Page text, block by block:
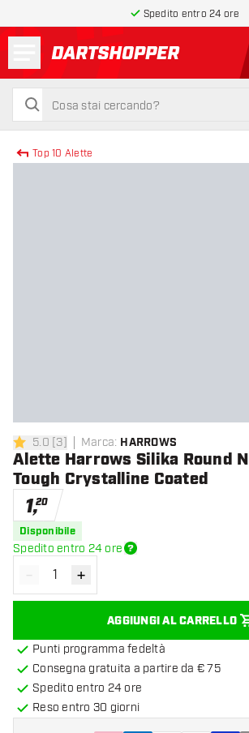
Spedito entro 24 ore
torna alla home page
cerca
cerca
Top 10 Alette
5 stelle di valutazione
5.0 [3] Marca: HARROWS
Alette Harrows Silika Round
Tough Crystalline Coated
1,20
Disponibile
Spedito entro 24 ore
Diminuisci quantità
- Aumenta quantità
+
AGGIUNGI AL CARRELLO
Punti programma fedeltà
Consegna gratuita a partire da € 75
Spedito entro 24 ore
Reso entro 30 giorni